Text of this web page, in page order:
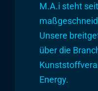
M.A.i steht
Unsere
über die
Energy.